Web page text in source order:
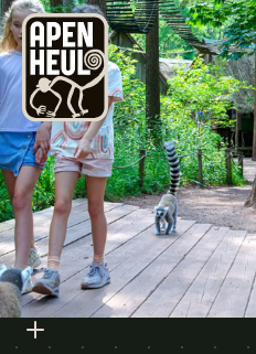
BEZOEK
ONTDEK APENHEUL
OVER APENHEUL
ZAKELIJK